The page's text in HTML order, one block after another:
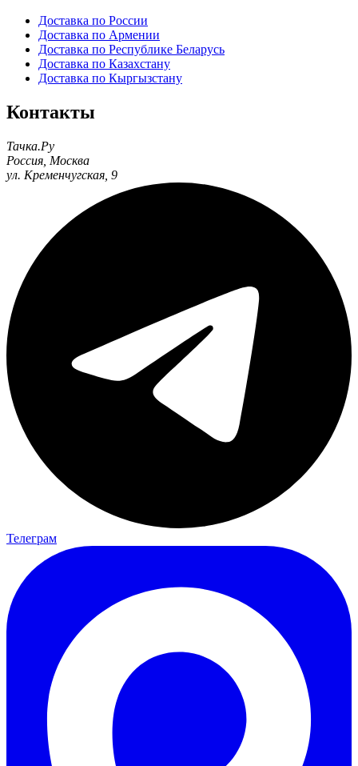
Доставка по России
Доставка по Армении
Доставка по Республике Беларусь
Доставка по Казахстану
Доставка по Кыргызстану
Контакты
Тачка.Ру
Россия Москва
ул. Кременчугская, 9
Телеграм